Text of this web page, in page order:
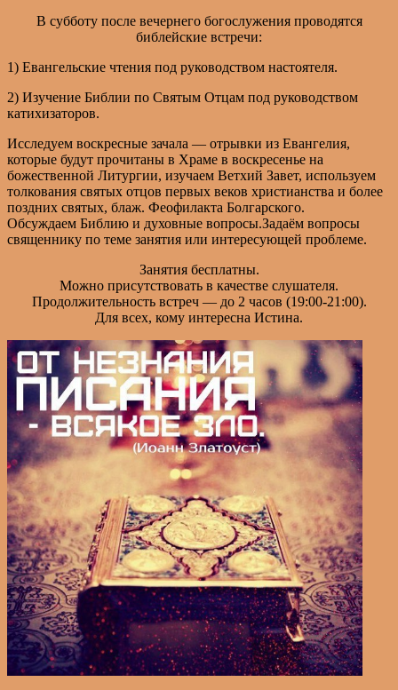
В субботу после вечернего богослужения проводятся
библейские встречи:
1) Евангельские чтения под руководством настоятеля.
2) Изучение Библии по Святым Отцам под руководством
катихизаторов.
Исследуем воскресные зачала — отрывки из Евангелия,
которые будут прочитаны в Храме в воскресенье на
божественной Литургии, изучаем Ветхий Завет, используем
толкования святых отцов первых веков христианства и более
поздних святых, блаж. Феофилакта Болгарского.
Обсуждаем Библию и духовные вопросы.Задаём вопросы
священнику по теме занятия или интересующей проблеме.
Занятия бесплатны.
Можно присутствовать в качестве слушателя.
Продолжительность встреч — до 2 часов (19:00-21:00).
Для всех, кому интересна Истина.